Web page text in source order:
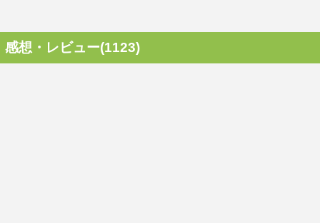
感想・レビュー(1123)